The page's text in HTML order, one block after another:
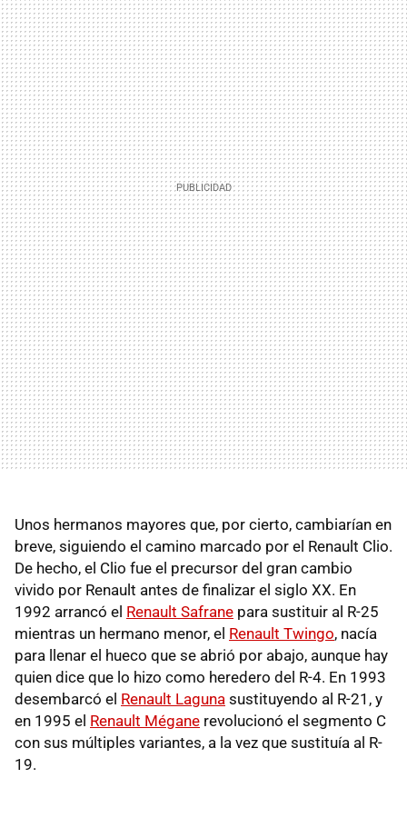
Unos hermanos mayores que, por cierto, cambiarían en
breve, siguiendo el camino marcado por el Renault Clio.
De hecho, el Clio fue el precursor del gran cambio
vivido por Renault antes de finalizar el siglo XX. En
1992 arrancó el Renault Safrane para sustituir al R-25
mientras un hermano menor, el Renault Twingo, nacía
para llenar el hueco que se abrió por abajo, aunque hay
quien dice que lo hizo como heredero del R-4. En 1993
desembarcó el Renault Laguna sustituyendo al R-21, y
en 1995 el Renault Mégane revolucionó el segmento C
con sus múltiples variantes, a la vez que sustituía al R-
19.